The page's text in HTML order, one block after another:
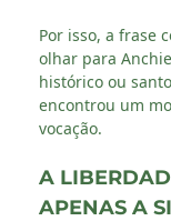
Por isso, a frase
olhar para
histórico ou
encontrou um
vocação.
A
APENAS A